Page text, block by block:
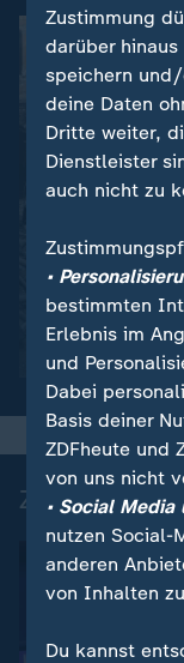
Nachrichten | heute:
Schwere
Luftangriffe
Zuletzt auf
Zustimmung
darüber
speichern
deine Daten
Dritte weiter,
Dienstleister
auch nicht zu
•
bestimmten
Erlebnis im
und
Dabei
Basis deiner
ZDFheute und
von uns nicht
• Social
nutzen Social-
anderen
von Inhalten
Du kannst